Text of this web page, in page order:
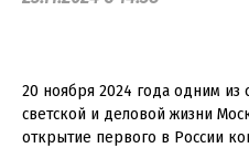
20 ноября 2024 года одним из
светской и деловой жизни
открытие первого в России